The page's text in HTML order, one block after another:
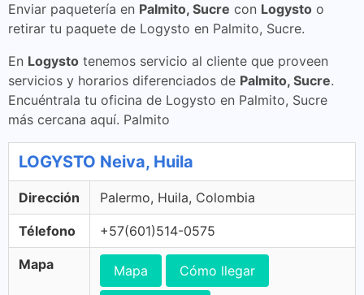
Enviar paquetería en Palmito, Sucre con Logysto o
retirar tu paquete de Logysto en Palmito, Sucre.
En Logysto tenemos servicio al cliente que proveen
servicios y horarios diferenciados de Palmito, Sucre.
Encuéntrala tu oficina de Logysto en Palmito, Sucre
más cercana aquí. Palmito
LOGYSTO Neiva, Huila
Dirección Palermo, Huila, Colombia
Télefono +57(601)514-0575
Mapa Mapa Cómo llegar